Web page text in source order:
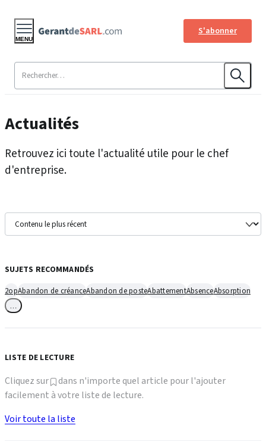
S'abonner
MENU
Actualités
Retrouvez ici toute l'actualité utile pour le chef
d'entreprise.
SUJETS RECOMMANDÉS
2opAbandon de créanceAbandon de posteAbattementAbsenceAbsorption
LISTE DE LECTURE
Cliquez sur
dans n'importe quel article pour l'ajouter
facilement à votre liste de lecture.
Voir toute la liste